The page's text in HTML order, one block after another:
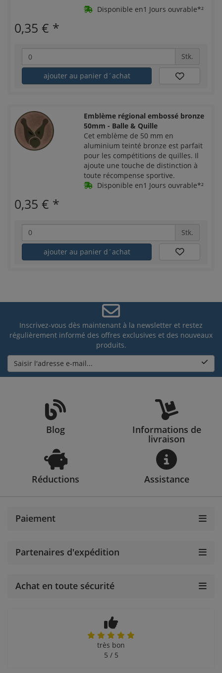
Disponible en1 Jours ouvrable*²
0,35 € *
Stk.
ajouter au panier d´achat
Emblème régional embossé bronze
50mm - Balle & Quille
Cet emblème de 50 mm en
aluminium teinté bronze est parfait
pour les compétitions de quilles. Il
ajoute une touche de distinction à
toute récompense sportive.
Disponible en1 Jours ouvrable*²
0,35 € *
Stk.
ajouter au panier d´achat
Inscrivez-vous dès maintenant à la newsletter et restez
régulièrement informé des offres exclusives et des nouveaux
produits.
Saisir l'adresse e-mail...
Blog Informations de
livraison
Réductions Assistance
Paiement
Partenaires d'expédition
Achat en toute sécurité
très bon
5 / 5